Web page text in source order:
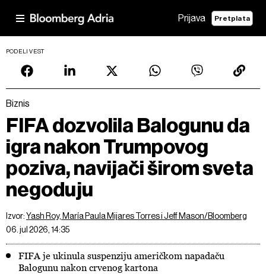
Prijava Pretplata
PODELI VEST
Biznis
FIFA dozvolila Balogunu da
igra nakon Trumpovog
poziva, navijači širom sveta
negoduju
Izvor:Yash Roy, María Paula Mijares Torres i Jeff Mason/Bloomberg
06. jul 2026, 14:35
FIFA je ukinula suspenziju američkom napadaču
Balogunu nakon crvenog kartona